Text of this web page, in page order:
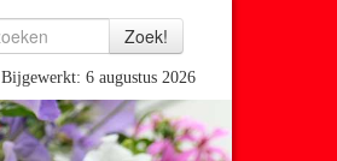
Bijgewerkt: 6 augustus 2026